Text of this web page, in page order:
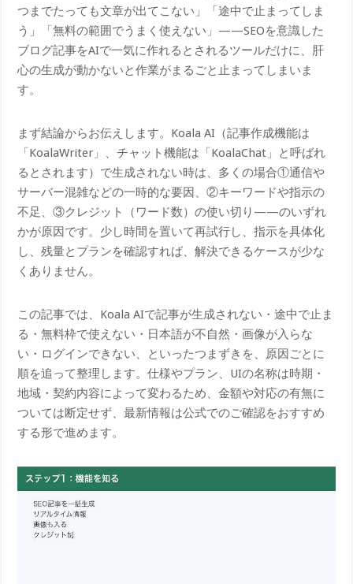
つまでたっても文章が出てこない」「途中で止まってしま
う」「無料の範囲でうまく使えない」——SEOを意識した
ブログ記事をAIで一気に作れるとされるツールだけに、肝
心の生成が動かないと作業がまるごと止まってしまいま
す。
まず結論からお伝えします。Koala AI（記事作成機能は
「KoalaWriter」、チャット機能は「KoalaChat」と呼ばれ
るとされます）で生成されない時は、多くの場合①通信や
サーバー混雑などの一時的な要因、②キーワードや指示の
不足、③クレジット（ワード数）の使い切り——のいずれ
かが原因です。少し時間を置いて再試行し、指示を具体化
し、残量とプランを確認すれば、解決できるケースが少な
くありません。
この記事では、Koala AIで記事が生成されない・途中で止ま
る・無料枠で使えない・日本語が不自然・画像が入らな
い・ログインできない、といったつまずきを、原因ごとに
順を追って整理します。仕様やプラン、UIの名称は時期・
地域・契約内容によって変わるため、金額や対応の有無に
ついては断定せず、最新情報は公式でのご確認をおすすめ
する形で進めます。